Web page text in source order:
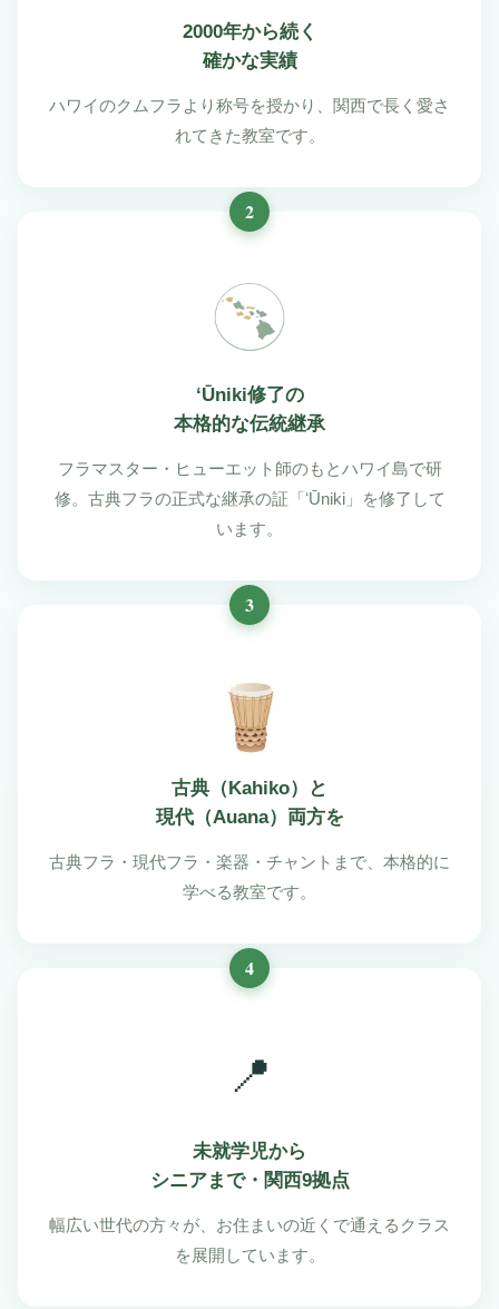
2000年から続く
確かな実績
ハワイのクムフラより称号を授かり、関西で長く愛さ
れてきた教室です。
2
ʻŪniki修了の
本格的な伝統継承
フラマスター・ヒューエット師のもとハワイ島で研
修。古典フラの正式な継承の証「ʻŪniki」を修了して
います。
3
古典（Kahiko）と
現代（Auana）両方を
古典フラ・現代フラ・楽器・チャントまで、本格的に
学べる教室です。
4
📍
未就学児から
シニアまで・関西9拠点
幅広い世代の方々が、お住まいの近くで通えるクラス
を展開しています。